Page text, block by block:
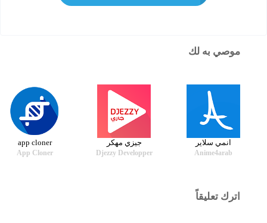
موصي به لك
انمي سلاير
Anime4arab
جيزي مهكر
Djezzy Developper
app cloner
App Cloner
اترك تعليقاً